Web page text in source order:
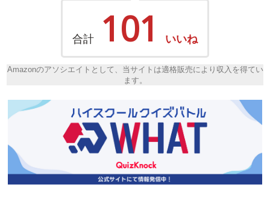
合計 101 いいね
Amazonのアソシエイトとして、当サイトは適格販売により収入を得てい
ます。